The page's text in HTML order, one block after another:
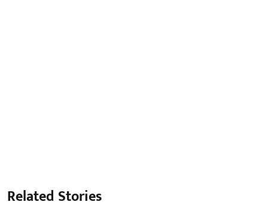
Related Stories